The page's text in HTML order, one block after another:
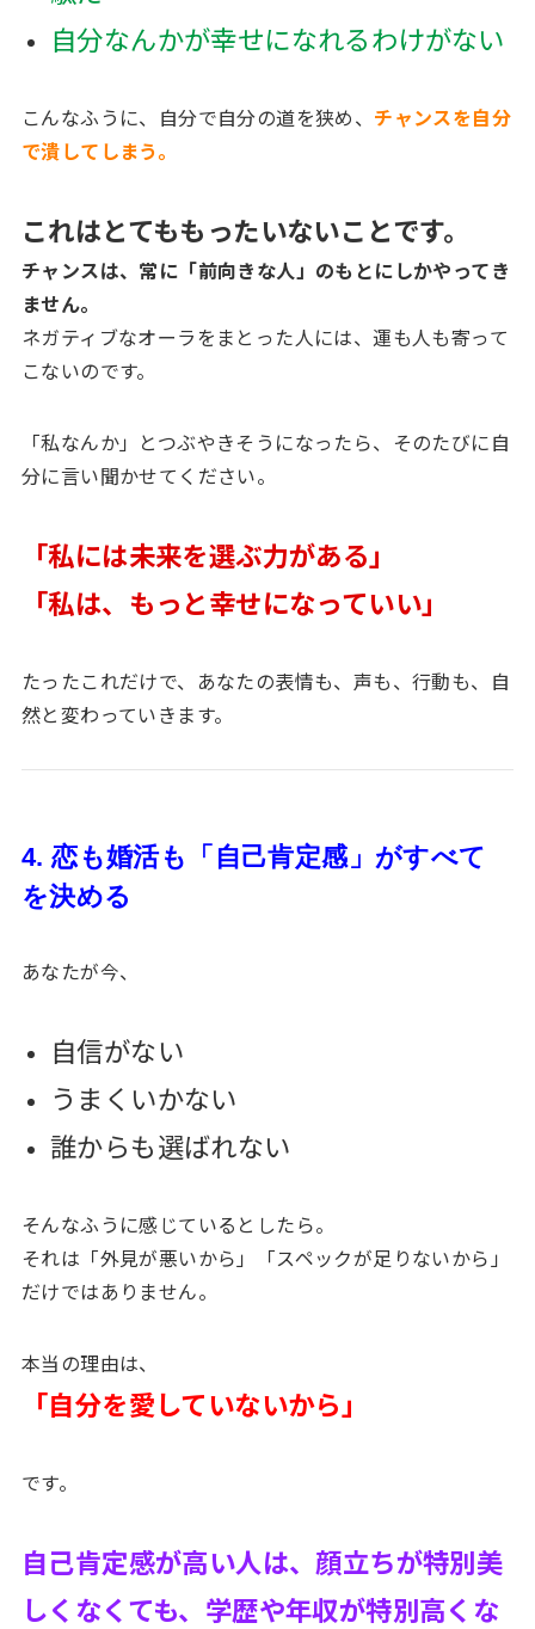
自分なんかが幸せになれるわけがない
こんなふうに、自分で自分の道を狭め、 チャンスを自分
で潰してしまう。
これはとてももったいないことです。
チャンスは、常に「前向きな人」のもとにしかやってき
ません。
ネガティブなオーラをまとった人には、運も人も寄って
こないのです。
「私なんか」とつぶやきそうになったら、そのたびに自
分に言い聞かせてください。
「私には未来を選ぶ力がある」
「私は、もっと幸せになっていい」
たったこれだけで、あなたの表情も、声も、行動も、自
然と変わっていきます。
4. 恋も婚活も「自己肯定感」がすべて
を決める
あなたが今、
自信がない
うまくいかない
誰からも選ばれない
そんなふうに感じているとしたら。
それは「外見が悪いから」「スペックが足りないから」
だけではありません。
本当の理由は、
「自分を愛していないから」
です。
自己肯定感が高い人は、顔立ちが特別美
しくなくても、学歴や年収が特別高くな